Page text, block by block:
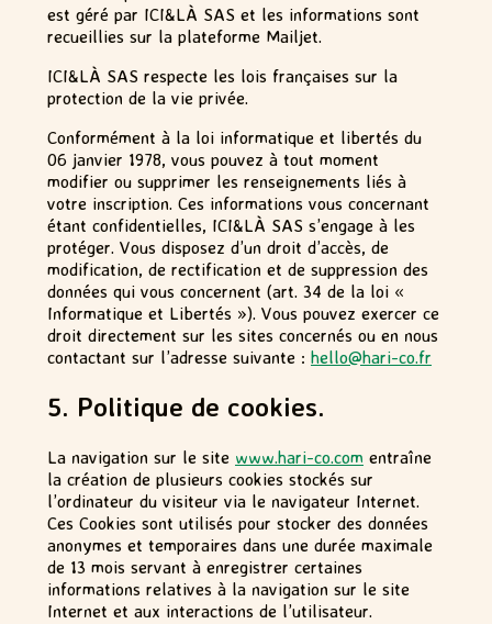
est géré par ICI&LÀ SAS et les informations sont
recueillies sur la plateforme Mailjet.
ICI&LÀ SAS respecte les lois françaises sur la
protection de la vie privée.
Conformément à la loi informatique et libertés du
06 janvier 1978, vous pouvez à tout moment
modifier ou supprimer les renseignements liés à
votre inscription. Ces informations vous concernant
étant confidentielles, ICI&LÀ SAS s’engage à les
protéger. Vous disposez d’un droit d’accès, de
modification, de rectification et de suppression des
données qui vous concernent (art. 34 de la loi «
Informatique et Libertés »). Vous pouvez exercer ce
droit directement sur les sites concernés ou en nous
contactant sur l’adresse suivante : hello@hari-co.fr
5. Politique de cookies.
La navigation sur le site www.hari-co.com entraîne
la création de plusieurs cookies stockés sur
l’ordinateur du visiteur via le navigateur Internet.
Ces Cookies sont utilisés pour stocker des données
anonymes et temporaires dans une durée maximale
de 13 mois servant à enregistrer certaines
informations relatives à la navigation sur le site
Internet et aux interactions de l’utilisateur.